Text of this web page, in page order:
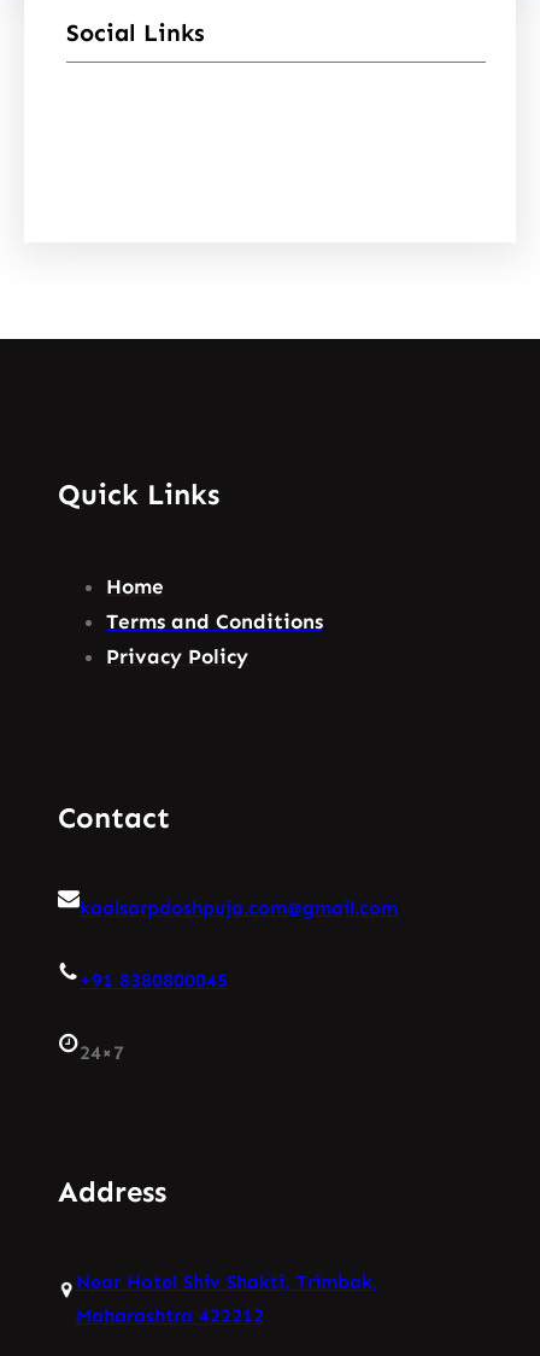
Social Links
Quick Links
Home
Terms and Conditions
Privacy Policy
Contact
kaalsarpdoshpuja.com@gmail.com
+91 8380800045
24×7
Address
Near Hotel Shiv Shakti, Trimbak,
Maharashtra 422212